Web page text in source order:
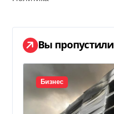
Вы пропустили
Бизнес